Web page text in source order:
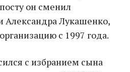
он сменил
Александра Лукашенко,
с 1997 года.
с избранием сына